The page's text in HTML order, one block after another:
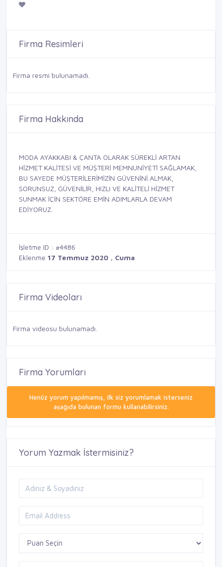
Firma Resimleri
Firma resmi bulunamadı.
Firma Hakkında
MODA AYAKKABI & ÇANTA OLARAK SÜREKLİ ARTAN
HİZMET KALİTESİ VE MÜŞTERİ MEMNUNİYETİ SAĞLAMAK,
BU SAYEDE MÜŞTERİLERİMİZİN GÜVENİNİ ALMAK,
SORUNSUZ, GÜVENİLİR, HIZLI VE KALİTELİ HİZMET
SUNMAK İÇİN SEKTÖRE EMİN ADIMLARLA DEVAM
EDİYORUZ.
İşletme ID : #4486
Eklenme 17 Temmuz 2020 , Cuma
Firma Videoları
Firma videosu bulunamadı.
Firma Yorumları
Henüz yorum yapılmamış, ilk siz yorumlamak isterseniz
aşağıda bulunan formu kullanabilirsiniz.
Yorum Yazmak İstermisiniz?